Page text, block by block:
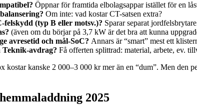
Öppnar för framtida elbolagsappar istället för en
Om inte: vad kostar CT-satsen extra?
(typ B eller motsv.)? Sparar separat
(även om du börjar på 3,7 kW är det bra att kunna
avresetid och mål-SoC? Annars är “smart” mest ett
avdrag? Få offerten splittrad: material, arbete, ev.
kostar kanske 2 000–3 000 kr mer än en “dum”. Men den
2025